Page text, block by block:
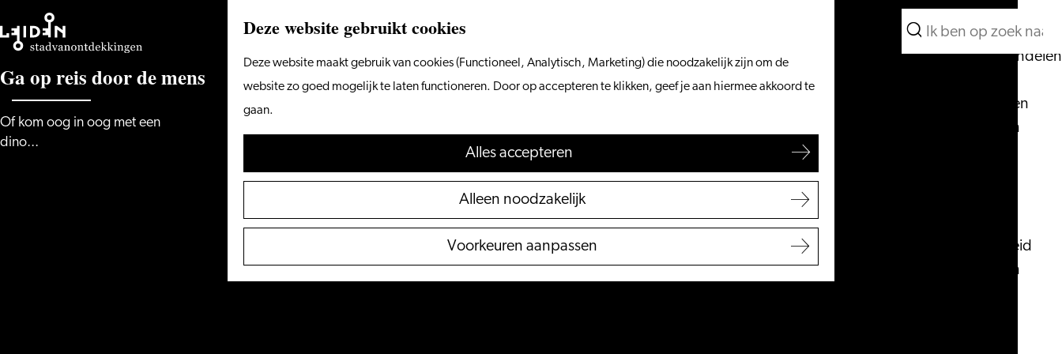
Deze website gebruikt cookies
Deze website maakt gebruik van cookies (Functioneel, Analytisch, Marketing) die noodzakelijk zijn om de
website zo goed mogelijk te laten functioneren. Door op accepteren te klikken, geef je aan hiermee akkoord te
gaan.
Alles accepteren
Alleen noodzakelijk
Voorkeuren aanpassen
naar
homepage
Menu
Zoeken
Wat te doen
Vanaf het water
Fietsen & wandelen
Eten & drinken
Met kinderen
Bereikbaarheid
Overnachten
Zoeken
Gaopreisdoordemens
Of kom oog in oog met een
dino...